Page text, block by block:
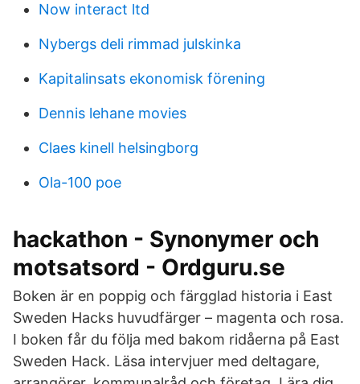
Now interact ltd
Nybergs deli rimmad julskinka
Kapitalinsats ekonomisk förening
Dennis lehane movies
Claes kinell helsingborg
Ola-100 poe
hackathon - Synonymer och
motsatsord - Ordguru.se
Boken är en poppig och färgglad historia i East
Sweden Hacks huvudfärger – magenta och rosa.
I boken får du följa med bakom ridåerna på East
Sweden Hack. Läsa intervjuer med deltagare,